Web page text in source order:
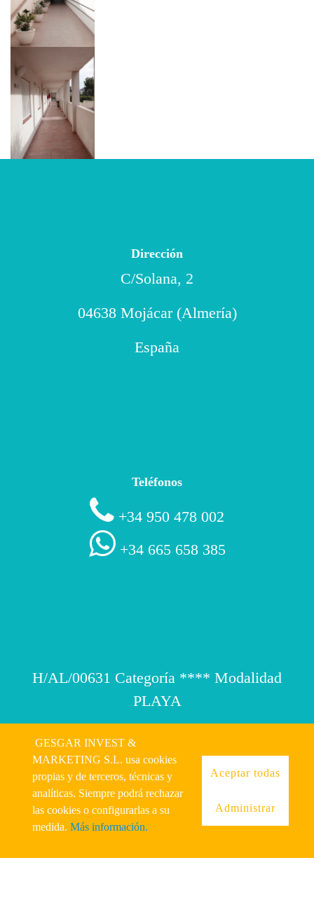
GESGAR INVEST &
MARKETING S.L. usa cookies
propias y de terceros, técnicas y
analíticas. Siempre podrá rechazar
las cookies o configurarlas a su
medida. Más información.
Aceptar todas
Administrar
Dirección
C/Solana, 2
04638 Mojácar (Almería)
España
Teléfonos
+34 950 478 002
+34 665 658 385
H/AL/00631 Categoría **** Modalidad
PLAYA
© 2026 Mojácar Beach
Privacidad